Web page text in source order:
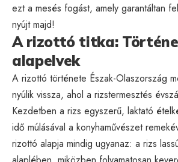
ezt a mesés fogást, amely garantáltan
nyújt majd!
A rizottó titka:
alapelvek
A rizottó története Észak-Olaszország
nyúlik vissza, ahol a rizstermesztés
Kezdetben a rizs egyszerű, laktató
idő múlásával a konyhaművészet
rizottó alapja mindig ugyanaz: a rizs